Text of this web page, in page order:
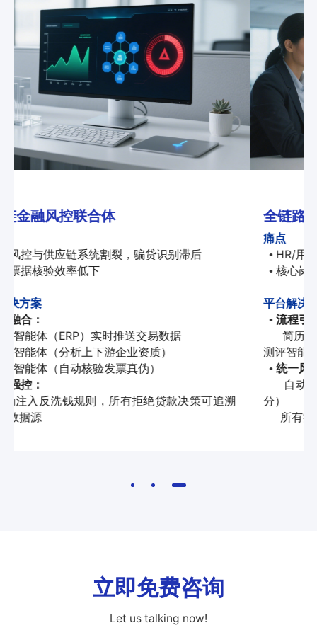
全链路智能招聘工厂
• HR/用人部门/背调机构协作低效
• 核心岗位招聘风险管控不足
平台解决方案
•
简历解析智能体 → 面试机器人（初试） → 技术
测评智能体 → 背调智能体（对接公安/学信网）
• 统一风控：
自动屏蔽高风险操作（如HR单独修改候选人评
分）
所有操作留痕可审计
立即免费咨询
Let us talking now!